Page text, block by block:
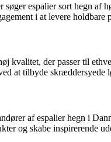
espalier sort hegn
i at levere
kvalitet, der passer til
at tilbyde skræddersyede
af espalier hegn i
og skabe inspirerende